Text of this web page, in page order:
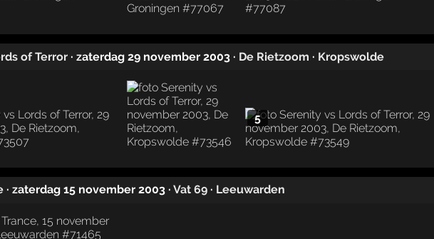
of Terror · zaterdag 29 november 2003 · De Rietzoom · Kropswolde
5
· zaterdag 15 november 2003 · Vat 69 · Leeuwarden